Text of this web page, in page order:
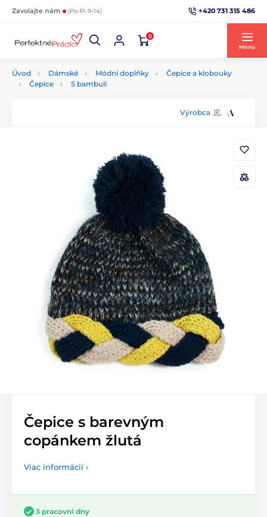
Zavolajte nám (Po-Pi 9-14) +420 731 315 486
0
Menu
Úvod Dámské Módní doplňky
Čepice a klobouky
Čepice
S bambulí
Výrobca
Čepice s barevným
copánkem žlutá
Viac informácií ›
3 pracovní dny